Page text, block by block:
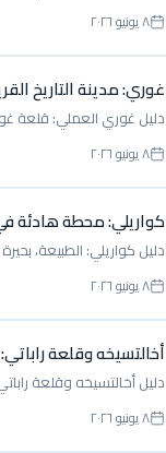
٨ يونيو ٢٠٢٦
غوري: مدينة التاريخ
دليل غوري العملي: قلعة
٨ يونيو ٢٠٢٦
كواريلي: محطة هادئة
دليل كواريلي: الطبيعة،
٨ يونيو ٢٠٢٦
أخالتسيخه وقلعة
دليل أخالتسيخه وقلعة
٨ يونيو ٢٠٢٦